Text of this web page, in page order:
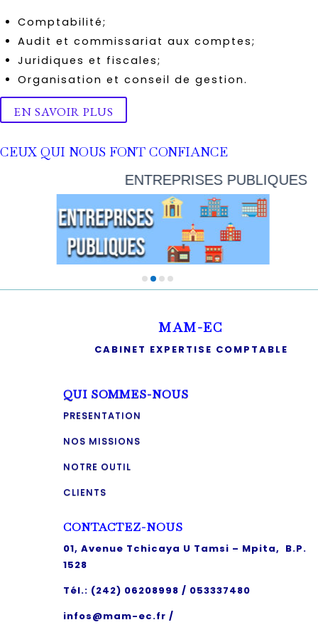
Comptabilité;
Audit et commissariat aux comptes;
Juridiques et fiscales;
Organisation et conseil de gestion.
EN SAVOIR PLUS
CEUX QUI NOUS FONT CONFIANCE
ENTREPRISES PUBLIQUES
MAM-EC
CABINET EXPERTISE COMPTABLE
QUI SOMMES-NOUS
PRESENTATION
NOS MISSIONS
NOTRE OUTIL
CLIENTS
CONTACTEZ-NOUS
01, Avenue Tchicaya U Tamsi – Mpita, B.P.
1528
Tél.: (242) 06208998 / 053337480
infos@mam-ec.fr /